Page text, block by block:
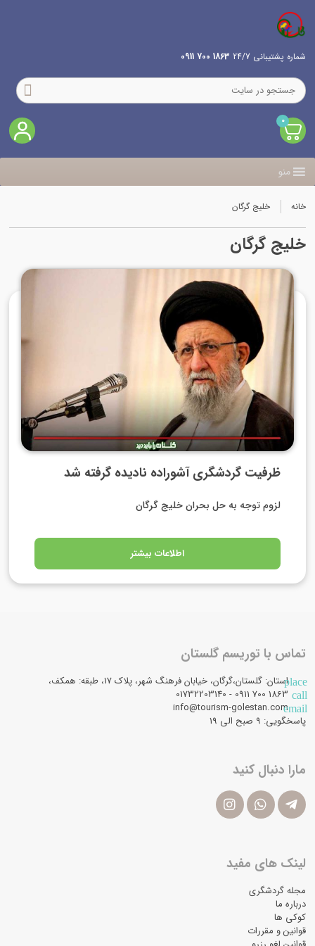
شماره پشتیبانی 24/7 1863 700 0911
0
منو
خانه خلیج گرگان
خلیج گرگان
ظرفیت گردشگری آشوراده نادیده گرفته شد
لزوم توجه به حل بحران خلیج گرگان
اطلاعات بیشتر
تماس با توریسم گلستان
placeاستان: گلستان،گرگان، خیابان فرهنگ شهر، پلاک 17، طبقه: همکف،
call
email
info@tourism-golestan.com
پاسخگویی: ۹ صبح الی 19
مارا دنبال کنید
لینک های مفید
مجله گردشگری
درباره ما
کوکی ها
قوانین و مقررات